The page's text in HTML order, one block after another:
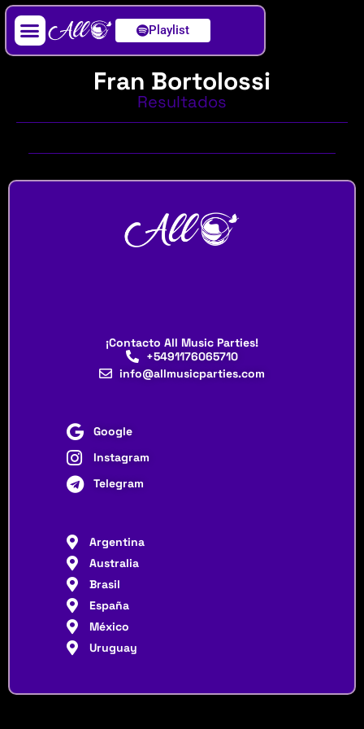
Playlist
Fran Bortolossi
Resultados
¡Contacto All Music Parties!
+5491176065710
info@allmusicparties.com
Google
Instagram
Telegram
Argentina
Australia
Brasil
España
México
Uruguay